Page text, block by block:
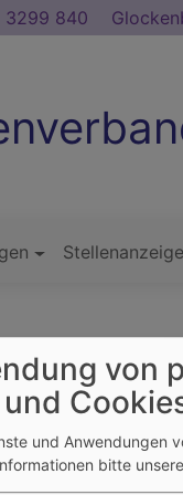
3299 840
von
und Anwendungen
bitte unsere